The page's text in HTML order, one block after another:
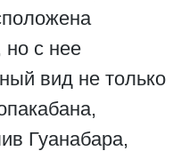
с нее
вид не только
Гуанабара,